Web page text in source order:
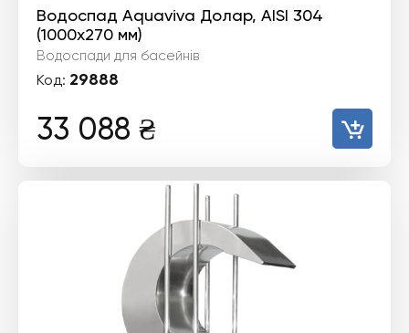
Водоспад Aquaviva Долар, AISI 304
(1000х270 мм)
Водоспади для басейнів
Код: 29888
33 088 ₴